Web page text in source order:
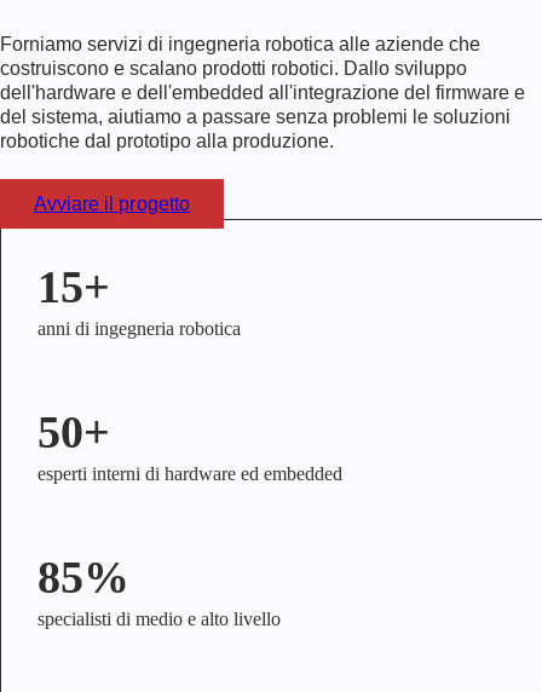
Forniamo servizi di ingegneria robotica alle aziende che
costruiscono e scalano prodotti robotici. Dallo sviluppo
dell'hardware e dell'embedded all'integrazione del firmware e
del sistema, aiutiamo a passare senza problemi le soluzioni
robotiche dal prototipo alla produzione.
Avviare il progetto
15+
anni di ingegneria robotica
50+
esperti interni di hardware ed embedded
85%
specialisti di medio e alto livello